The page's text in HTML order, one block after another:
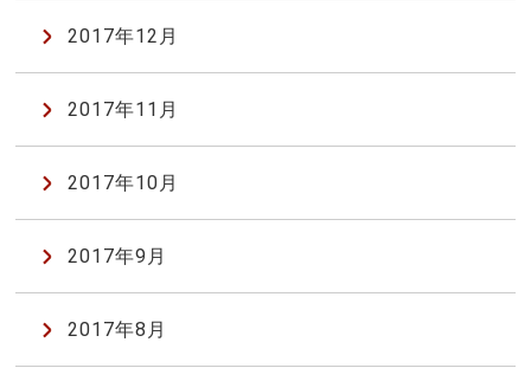
2017年12月
2017年11月
2017年10月
2017年9月
2017年8月